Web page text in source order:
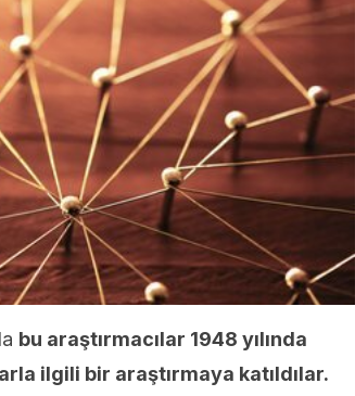
bu araştırmacılar 1948 yılında
ilgili bir araştırmaya katıldılar.